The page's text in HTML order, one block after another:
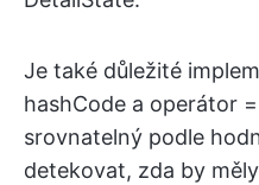
Je také důležité
hashCode a operátor
srovnatelný podle
detekovat, zda by